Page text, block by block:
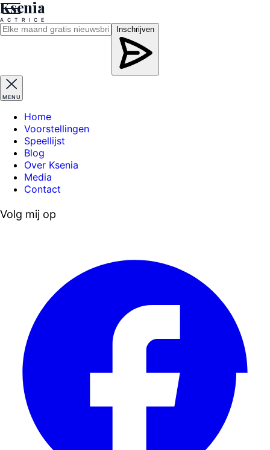
Ksenia
A C T R I C E
Inschrijven
MENU
Home
Voorstellingen
Speellijst
Blog
Over Ksenia
Media
Contact
Volg mij op